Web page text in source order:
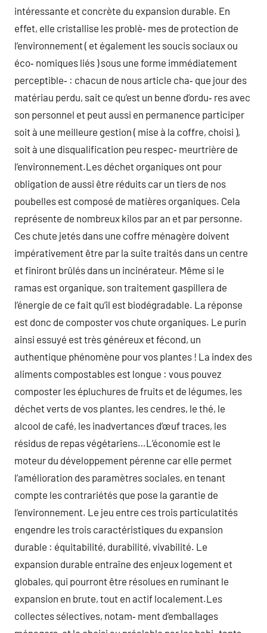
intéressante et concrète du expansion durable. En
effet, elle cristallise les problè‑ mes de protection de
l’environnement ( et également les soucis sociaux ou
éco‑ nomiques liés ) sous une forme immédiatement
perceptible‑ : chacun de nous article cha‑ que jour des
matériau perdu, sait ce qu’est un benne d’ordu‑ res avec
son personnel et peut aussi en permanence participer
soit à une meilleure gestion ( mise à la coffre, choisi ),
soit à une disqualification peu respec‑ meurtrière de
l’environnement.Les déchet organiques ont pour
obligation de aussi être réduits car un tiers de nos
poubelles est composé de matières organiques. Cela
représente de nombreux kilos par an et par personne.
Ces chute jetés dans une coffre ménagère doivent
impérativement être par la suite traités dans un centre
et finiront brûlés dans un incinérateur. Même si le
ramas est organique, son traitement gaspillera de
l’énergie de ce fait qu’il est biodégradable. La réponse
est donc de composter vos chute organiques. Le purin
ainsi essuyé est très généreux et fécond, un
authentique phénomène pour vos plantes ! La index des
aliments compostables est longue : vous pouvez
composter les épluchures de fruits et de légumes, les
déchet verts de vos plantes, les cendres, le thé, le
alcool de café, les inadvertances d’œuf traces, les
résidus de repas végétariens…L’économie est le
moteur du développement pérenne car elle permet
l’amélioration des paramètres sociales, en tenant
compte les contrariétés que pose la garantie de
l’environnement. Le jeu entre ces trois particulatités
engendre les trois caractéristiques du expansion
durable : équitabilité, durabilité, vivabilité. Le
expansion durable entraîne des enjeux logement et
globales, qui pourront être résolues en ruminant le
expansion en brute, tout en actif localement.Les
collectes sélectives, notam‑ ment d’emballages